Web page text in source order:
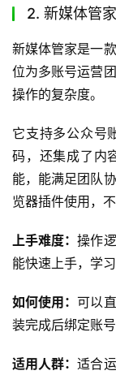
上手难度：壹伴
众号操作就能快
如何使用：你可
适用人群：所有
致效率想“一条龙
和动效、习惯在
用户反馈： 大量
能帮自己省下了